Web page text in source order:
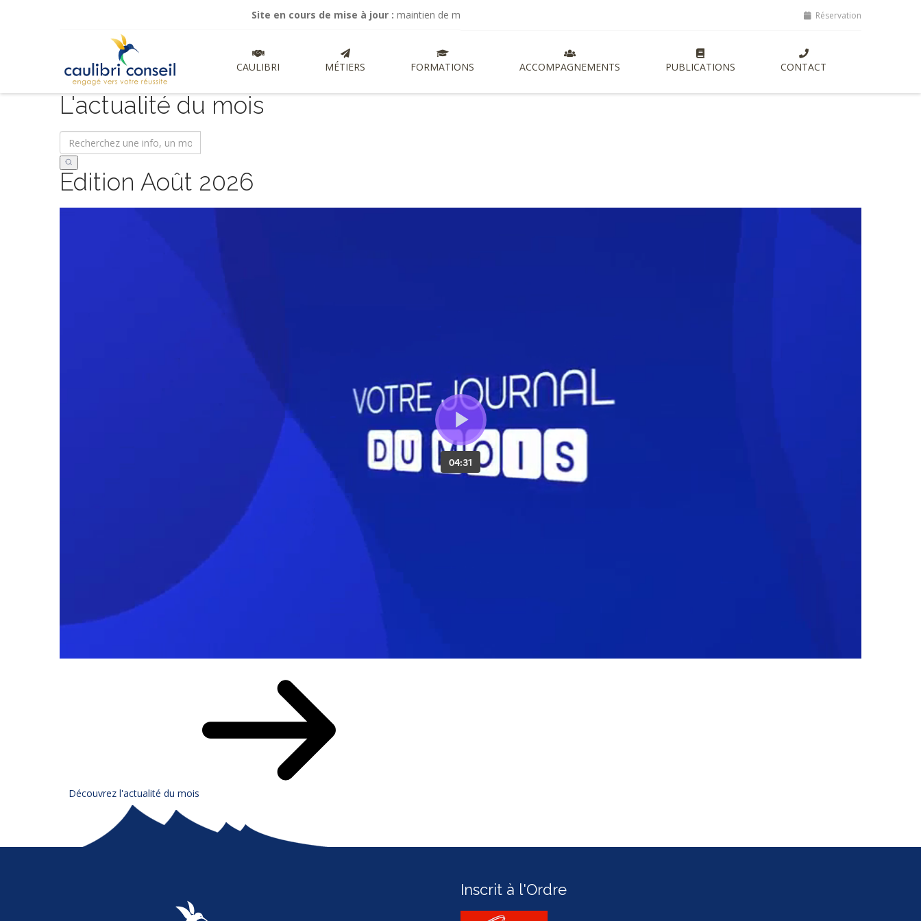
Site en cours de mise à jour :maintien de mes activités de commissariat aux comptes, lancement de nouvelles formations entrepreneuriales
Réservation
CAULIBRI MÉTIERS FORMATIONS ACCOMPAGNEMENTS PUBLICATIONS CONTACT
L'actualité du mois
Edition Août 2026
Découvrez l'actualité du mois
Inscrit à l'Ordre